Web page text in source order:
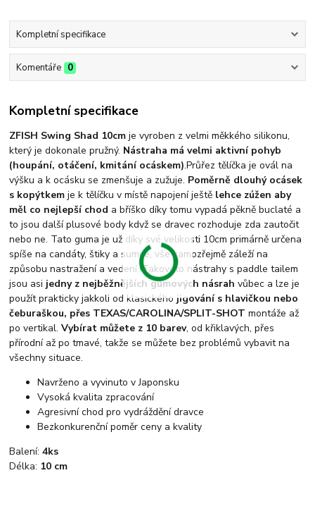
Kompletní specifikace
Komentáře 0
Kompletní specifikace
ZFISH Swing Shad 10cm je vyroben z velmi měkkého silikonu,
který je dokonale pružný. Nástraha má velmi aktivní pohyb
(houpání, otáčení, kmitání ocáskem).Průřez tělíčka je ovál na
výšku a k ocásku se zmenšuje a zužuje. Poměrně dlouhý ocásek
s kopýtkem je k tělíčku v místě napojení ještě lehce zúžen aby
měl co nejlepší chod a bříško díky tomu vypadá pěkně buclaté a
to jsou další plusové body když se dravec rozhoduje zda zautočit
nebo ne. Tato guma je už díky své velikosti 10cm primárně určena
spíše na candáty, štiky a sumce, vše samozřejmě záleží na
způsobu nastražení a vedení. Takovéto nástrahy s paddle tailem
jsou asi jedny z nejběžnějších gumových násrah vůbec a lze je
použít prakticky jakkoli od klasického jigování s hlavičkou nebo
čeburaškou, přes TEXAS/CAROLINA/SPLIT-SHOTmontáže až
po vertikal.Vybírat můžete z 10 barev, od křiklavých, přes
přírodní až po tmavé, takže se můžete bez problémů vybavit na
všechny situace.
Navrženo a vyvinuto v Japonsku
Vysoká kvalita zpracování
Agresivní chod pro vydráždění dravce
Bezkonkurenční poměr ceny a kvality
Balení:4ks
Délka: 10 cm